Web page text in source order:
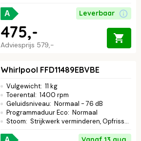
A Leverbaar
Adviesprijs 579,-
475,-
Whirlpool FFD11489EBVBE
Vulgewicht: 11 kg
Toerental: 1400 rpm
Geluidsniveau: Normaal - 76 dB
Programmaduur Eco: Normaal
Stoom: Strijkwerk verminderen, Opfrissen met stoom, Hygiënisch stomen